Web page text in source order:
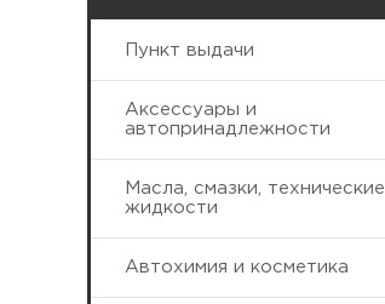
Пункт выдачи
Аксессуары и
автопринадлежности
Масла, смазки, технические
жидкости
Автохимия и косметика